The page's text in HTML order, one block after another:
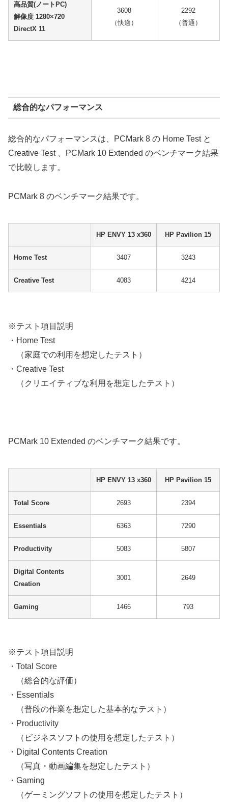
高品質(ノートPC)
解像度 1280×720
DirectX 11
3608
（快適）
2292
（普通）
総合的なパフォーマンス
総合的なパフォーマンスは、PCMark 8 の Home Test と
Creative Test 、PCMark 10 Extended のベンチマーク結果
で比較します。
PCMark 8 のベンチマーク結果です。
HP ENVY 13 x360 HP Pavilion 15
Home Test 3407 3243
Creative Test 4083 4214
※テスト項目説明
・Home Test
（家庭での利用を想定したテスト）
・Creative Test
（クリエイティブな利用を想定したテスト）
PCMark 10 Extended のベンチマーク結果です。
HP ENVY 13 x360 HP Pavilion 15
Total Score 2693 2394
Essentials 6363 7290
Productivity 5083 5807
Digital Contents
Creation
3001 2649
Gaming 1466 793
※テスト項目説明
・Total Score
（総合的な評価）
・Essentials
（普段の作業を想定した基本的なテスト）
・Productivity
（ビジネスソフトの使用を想定したテスト）
・Digital Contents Creation
（写真・動画編集を想定したテスト）
・Gaming
（ゲーミングソフトの使用を想定したテスト）